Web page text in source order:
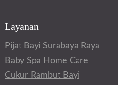
Layanan
Pijat Bayi Surabaya Raya
Baby Spa Home Care
Cukur Rambut Bayi